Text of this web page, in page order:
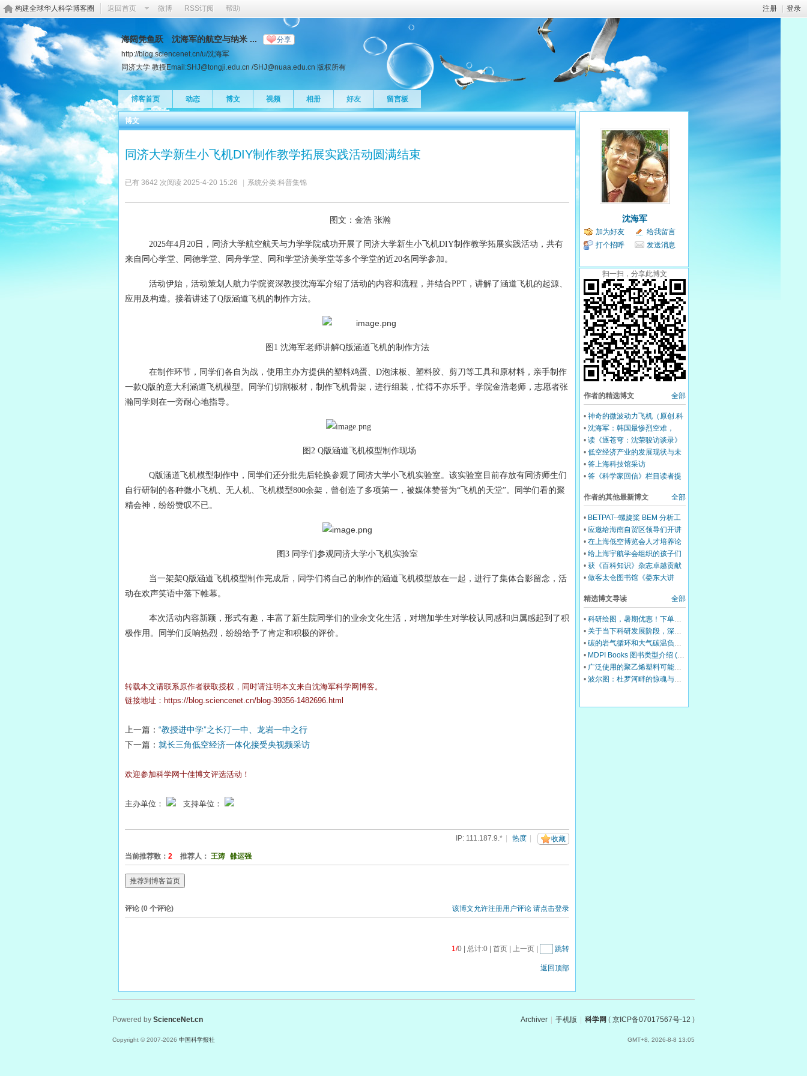
注册 登录
构建全球华人科学博客圈 返回首页 微博 RSS订阅 帮助
海阔凭鱼跃 沈海军的航空与纳米 ... 分享
http://blog.sciencenet.cn/u/沈海军
同济大学 教授Email:SHJ@tongji.edu.cn /SHJ@nuaa.edu.cn 版权所有
博客首页 动态 博文 视频 相册 好友 留言板
博文
同济大学新生小飞机DIY制作教学拓展实践活动圆满结束
已有 3642 次阅读 2025-4-20 15:26 系统分类:科普集锦
图文： 金浩 张瀚
2025年4月20日，同济大学航空航天与力学学院成功开展了同济大学新生小飞机DIY制作教学拓展实践活动，共有
来自同心学堂、同德学堂、同舟学堂、同和学堂济美学堂等多个学堂的近20名同学参加。
活动伊始，活动策划人航力学院资深教授沈海军介绍了活动的内容和流程，并结合PPT，讲解了涵道飞机的起源、
应用及构造。接着讲述了Q版涵道飞机的制作方法。
图1 沈海军老师讲解Q版涵道飞机的制作方法
在制作环节，同学们各自为战，使用主办方提供的塑料鸡蛋、D泡沫板、塑料胶、剪刀等工具和原材料，亲手制作
一款Q版的意大利涵道飞机模型。同学们切割板材，制作飞机骨架，进行组装，忙得不亦乐乎。学院金浩老师，志愿者张
瀚同学则在一旁耐心地指导。
图2 Q版涵道飞机模型制作现场
Q版涵道飞机模型制作中，同学们还分批先后轮换参观了同济大学小飞机实验室。该实验室目前存放有同济师生们
自行研制的各种微小飞机、无人机、飞机模型800余架，曾创造了多项第一，被媒体赞誉为“飞机的天堂”。同学们看的聚
精会神，纷纷赞叹不已。
图3 同学们参观同济大学小飞机实验室
当一架架Q版涵道飞机模型制作完成后，同学们将自己的制作的涵道飞机模型放在一起，进行了集体合影留念，活
动在欢声笑语中落下帷幕。
本次活动内容新颖，形式有趣，丰富了新生院同学们的业余文化生活，对增加学生对学校认同感和归属感起到了积
极作用。同学们反响热烈，纷纷给予了肯定和积极的评价。
转载本文请联系原作者获取授权，同时请注明本文来自沈海军科学网博客。
链接地址： https://blog.sciencenet.cn/blog-39356-1482696.html
上一篇： “教授进中学”之长汀一中、龙岩一中之行
下一篇： 就长三角低空经济一体化接受央视频采访
欢迎参加科学网十佳博文评选活动！
主办单位： 支持单位：
收藏
IP: 111.187.9.* 热度
当前推荐数： 2 推荐人： 王涛 雒运强
推荐到博客首页
该博文允许注册用户评论 请点击登录
评论 (0 个评论)
1/0 | 总计:0 | 首页 | 上一页 | 跳转
返回顶部
沈海军
加为好友
给我留言
打个招呼
发送消息
扫一扫，分享此博文
全部
作者的精选博文
• 神奇的微波动力飞机（原创.科
普）
• 沈海军：韩国最惨烈空难，
是“鸟灾”还是“人祸”
• 读《逐苍穹：沈荣骏访谈录》
有感
• 低空经济产业的发展现状与未
来（原创.科普）
• 答上海科技馆采访
• 答《科学家回信》栏目读者提
全部
作者的其他最新博文
• BETPAT--螺旋桨 BEM 分析工
具
• 应邀给海南自贸区领导们开讲
《低空经济产业分析与战略意
义》
• 在上海低空博览会人才培养论
坛上作主题发言
• 给上海宇航学会组织的孩子们
航空科普
• 获《百科知识》杂志卓越贡献
奖
• 做客太仓图书馆《娄东大讲
全部
精选博文导读
• 科研绘图，暑期优惠！下单立减500元
• 关于当下科研发展阶段，深耕学术交流内生价值的相关建议
• 碳的岩气循环和大气碳温负反馈调节机制
• MDPI Books 图书类型介绍 (三)：Edited Book
• 广泛使用的聚乙烯塑料可能会损害你的肝脏
• 波尔图：杜罗河畔的惊魂与治愈
Archiver 手机版 科学网 ( 京ICP备07017567号-12 )
GMT+8, 2026-8-8 13:05
Powered by ScienceNet.cn
Copyright © 2007-2026 中国科学报社